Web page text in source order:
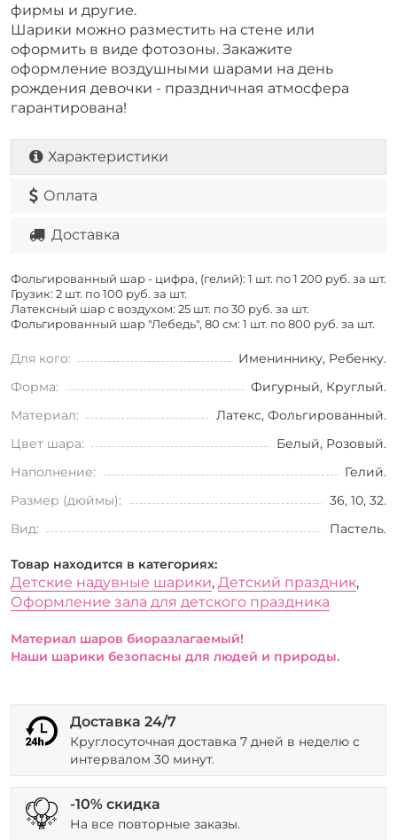
фирмы и другие.
Шарики можно разместить на стене или
оформить в виде фотозоны. Закажите
оформление воздушными шарами на день
рождения девочки - праздничная атмосфера
гарантирована!
Характеристики
Оплата
Доставка
Фольгированный шар - цифра, (гелий): 1 шт. по 1 200 руб. за шт.
Грузик: 2 шт. по 100 руб. за шт.
Латексный шар с воздухом: 25 шт. по 30 руб. за шт.
Фольгированный шар "Лебедь", 80 см: 1 шт. по 800 руб. за шт.
Для кого:
Имениннику, Ребенку.
Форма:
Фигурный, Круглый.
Материал:
Латекс, Фольгированный.
Цвет шара:
Белый, Розовый.
Наполнение:
Гелий.
Размер (дюймы):
36, 10, 32.
Вид:
Пастель.
Товар находится в категориях:
Детские надувные шарики, Детский праздник,
Оформление зала для детского праздника
Материал шаров биоразлагаемый!
Наши шарики безопасны для людей и природы.
Доставка 24/7
Круглосуточная доставка 7 дней в неделю с
интервалом 30 минут.
-10% скидка
На все повторные заказы.